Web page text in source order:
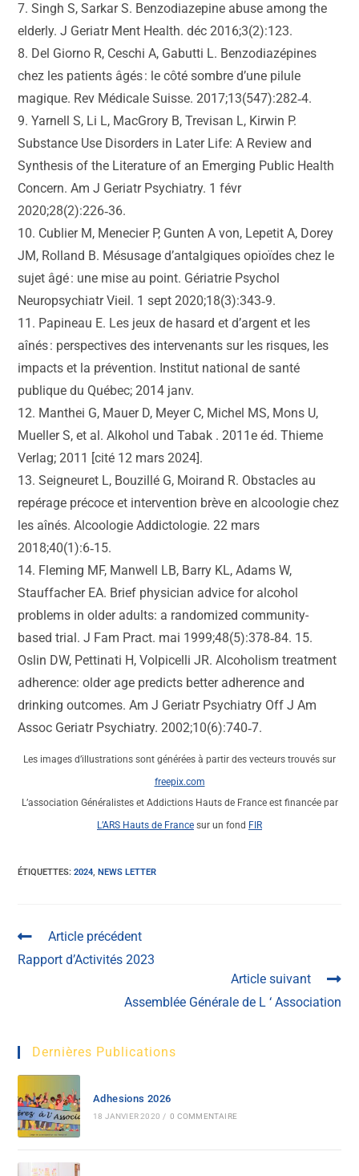
7. Singh S, Sarkar S. Benzodiazepine abuse among the
elderly. J Geriatr Ment Health. déc 2016;3(2):123.
8. Del Giorno R, Ceschi A, Gabutti L. Benzodiazépines
chez les patients âgés : le côté sombre d’une pilule
magique. Rev Médicale Suisse. 2017;13(547):282‑4.
9. Yarnell S, Li L, MacGrory B, Trevisan L, Kirwin P.
Substance Use Disorders in Later Life: A Review and
Synthesis of the Literature of an Emerging Public Health
Concern. Am J Geriatr Psychiatry. 1 févr
2020;28(2):226‑36.
10. Cublier M, Menecier P, Gunten A von, Lepetit A, Dorey
JM, Rolland B. Mésusage d’antalgiques opioïdes chez le
sujet âgé : une mise au point. Gériatrie Psychol
Neuropsychiatr Vieil. 1 sept 2020;18(3):343‑9.
11. Papineau E. Les jeux de hasard et d’argent et les
aînés : perspectives des intervenants sur les risques, les
impacts et la prévention. Institut national de santé
publique du Québec; 2014 janv.
12. Manthei G, Mauer D, Meyer C, Michel MS, Mons U,
Mueller S, et al. Alkohol und Tabak . 2011e éd. Thieme
Verlag; 2011 [cité 12 mars 2024].
13. Seigneuret L, Bouzillé G, Moirand R. Obstacles au
repérage précoce et intervention brève en alcoologie chez
les aînés. Alcoologie Addictologie. 22 mars
2018;40(1):6‑15.
14. Fleming MF, Manwell LB, Barry KL, Adams W,
Stauffacher EA. Brief physician advice for alcohol
problems in older adults: a randomized community-
based trial. J Fam Pract. mai 1999;48(5):378‑84. 15.
Oslin DW, Pettinati H, Volpicelli JR. Alcoholism treatment
adherence: older age predicts better adherence and
drinking outcomes. Am J Geriatr Psychiatry Off J Am
Assoc Geriatr Psychiatry. 2002;10(6):740‑7.
Les images d’illustrations sont générées à partir des vecteurs trouvés sur
freepix.com
L’association Généralistes et Addictions Hauts de France est financée par
L’ARS Hauts de France sur un fond FIR
ÉTIQUETTES:2024, NEWS LETTER
Article précédent
Rapport d’Activités 2023
Article suivant
Assemblée Générale de L ‘ Association
Dernières Publications
Adhesions 2026
18 JANVIER 2020 / 0 COMMENTAIRE